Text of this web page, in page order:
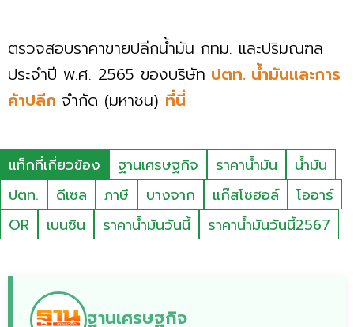
ตรวจสอบราคาขายปลีกน้ำมัน กทม. และปริมณฑล
ประจำปี พ.ศ. 2565 ของบริษัท ปตท. น้ำมันและการ
ค้าปลีก จำกัด (มหาชน) ที่นี่
แท็กที่เกี่ยวข้อง ฐานเศรษฐกิจ ราคาน้ำมัน
น้ำมัน
ปตท.
ดีเซล ภาษี บางจาก แก๊สโซฮอล์
โออาร์
OR
เบนซิน ราคาน้ำมันวันนี้ ราคาน้ำมันวันนี้2567
ฐานเศรษฐกิจ